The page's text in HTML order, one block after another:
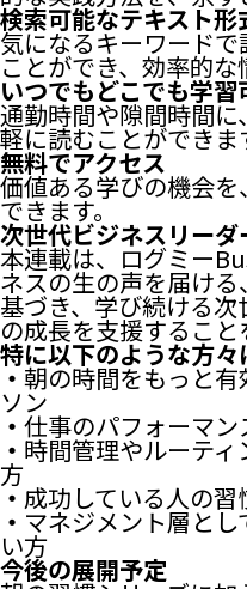
検索可能なテキスト形
気になるキーワード
ことができ、効率的な
いつでもどこでも学習
通勤時間や隙間時間
軽に読むことができま
無料でアクセス
価値ある学びの機会
できます。
次世代ビジネスリー
本連載は、ログミー
ネスの生の声を届け
基づき、学び続ける
の成長を支援すること
特に以下のような方
・朝の時間をもっと
ソン
・ 仕事のパフォーマ
・ 時間管理やルーテ
方
・成功している人の
・ マネジメント層と
い方
今後の展開予定